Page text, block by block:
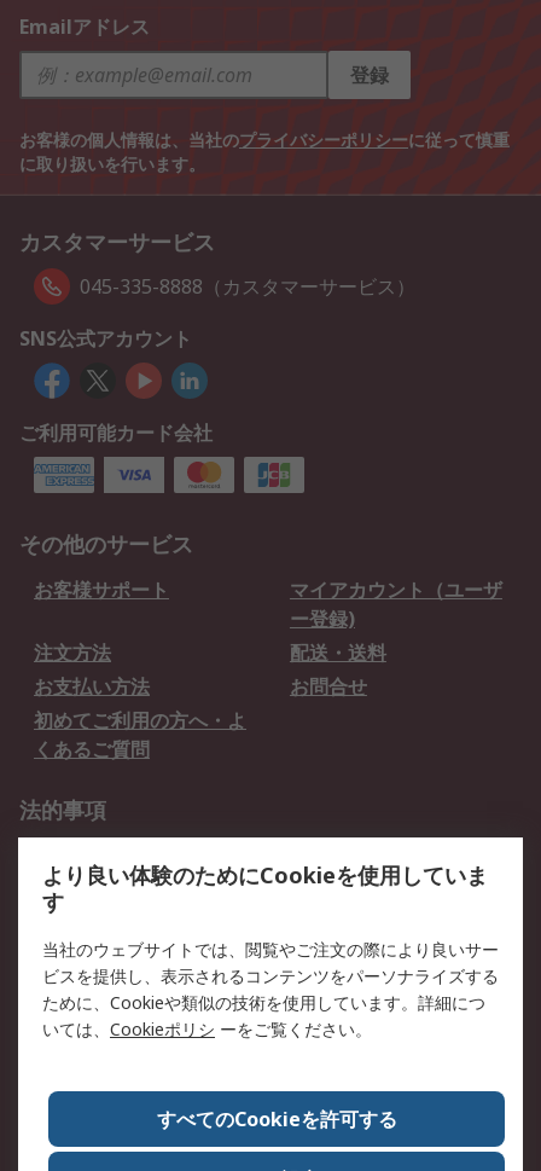
Emailアドレス
登録
お客様の個人情報は、当社のプライバシーポリシーに従って慎重
に取り扱いを行います。
カスタマーサービス
045-335-8888（カスタマーサービス）
SNS公式アカウント
ご利用可能カード会社
その他のサービス
お客様サポート
マイアカウント（ユーザ
ー登録)
注文方法
配送・送料
お支払い方法
お問合せ
初めてご利用の方へ・よ
くあるご質問
法的事項
クッキーポリシー
RSについて
会社概要
採用情報
プレスリリース＆お知ら
コーポレートサイト
全世界のRS
RSの歴史
ESGへの取り組み（英語）
認証について
より良い体験のためにCookieを使用していま
す
当社のウェブサイトでは、閲覧やご注文の際により良いサー
ビスを提供し、表示されるコンテンツをパーソナライズする
ために、Cookieや類似の技術を使用しています。詳細につ
いては、 Cookieポリシ ーをご覧ください。
すべてのCookieを許可する